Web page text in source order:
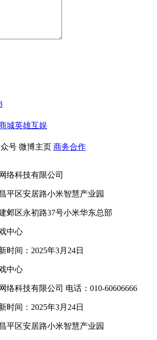
城英雄互娱
号 微博主页 商务合作
络科技有限公司
平区安居路小米智慧产业园
邺区永初路37号小米华东总部
中心
时间：2025年3月24日
中心
络科技有限公司 电话：010-60606666
时间：2025年3月24日
平区安居路小米智慧产业园